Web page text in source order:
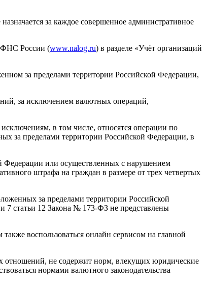
за каждое совершенное административное
ФНС России (www.nalog.ru) в разделе «Учёт организаций
за пределами территории Российской Федерации,
за исключением валютных операций,
в том числе, относятся операции по
за пределами территории Российской Федерации, в
Федерации или осуществленных с нарушением
штрафа на граждан в размере от трех четвертых
за пределами территории Российской
7 статьи 12 Закона № 173-ФЗ не представлены
воспользоваться онлайн сервисом на главной
отношений, не содержит норм, влекущих юридические
нормами валютного законодательства